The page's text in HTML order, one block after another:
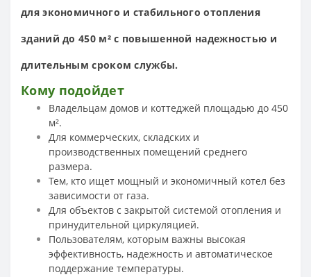
для экономичного и стабильного отопления
зданий до 450 м² с повышенной надежностью и
длительным сроком службы.
Кому подойдет
Владельцам домов и коттеджей площадью до 450
м².
Для коммерческих, складских и
производственных помещений среднего
размера.
Тем, кто ищет мощный и экономичный котел без
зависимости от газа.
Для объектов с закрытой системой отопления и
принудительной циркуляцией.
Пользователям, которым важны высокая
эффективность, надежность и автоматическое
поддержание температуры.